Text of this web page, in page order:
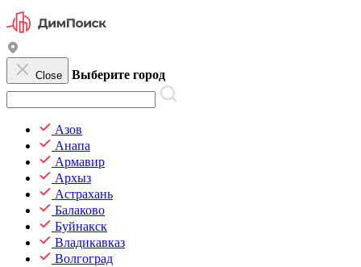
Close Выберите город
Азов
Анапа
Армавир
Архыз
Астрахань
Балаково
Буйнакск
Владикавказ
Волгоград